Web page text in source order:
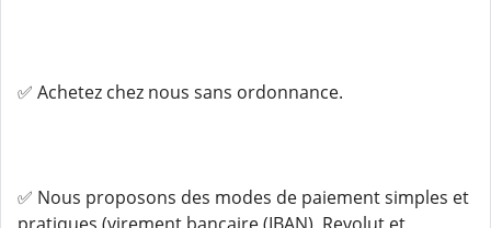
✅ Achetez chez nous sans ordonnance.
✅ Nous proposons des modes de paiement simples et